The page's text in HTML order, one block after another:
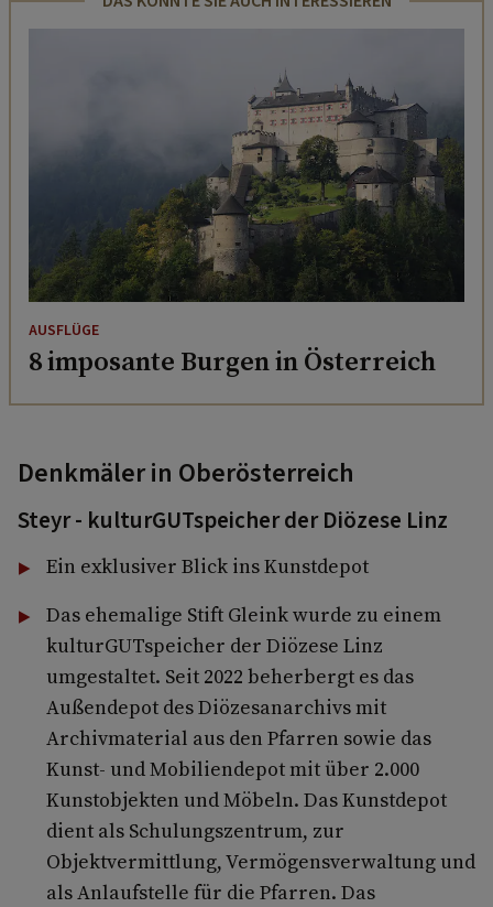
AUSFLÜGE
8 imposante Burgen in Österreich
Denkmäler in Oberösterreich
Steyr - kulturGUTspeicher der Diözese Linz
Ein exklusiver Blick ins Kunstdepot
Das ehemalige Stift Gleink wurde zu einem
kulturGUTspeicher der Diözese Linz
umgestaltet. Seit 2022 beherbergt es das
Außendepot des Diözesanarchivs mit
Archivmaterial aus den Pfarren sowie das
Kunst- und Mobiliendepot mit über 2.000
Kunstobjekten und Möbeln. Das Kunstdepot
dient als Schulungszentrum, zur
Objektvermittlung, Vermögensverwaltung und
als Anlaufstelle für die Pfarren. Das